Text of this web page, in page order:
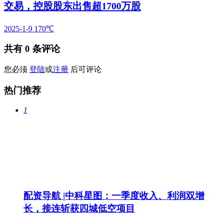
交易，控股股东出售超1700万股
2025-1-9 170℃
共有 0 条评论
您必须 登陆或注册 后可评论
热门推荐
1
配资导航 |中科星图：一季度收入、利润双增
长，接连斩获四城低空项目